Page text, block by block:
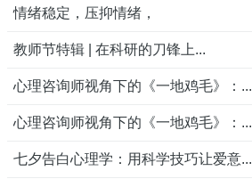
情绪稳定，压抑情绪，
教师节特辑 | 在科研的刀锋上...
心理咨询师视角下的《一地鸡毛》：...
心理咨询师视角下的《一地鸡毛》：...
七夕告白心理学：用科学技巧让爱意...